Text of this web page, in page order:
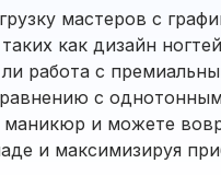
мастеров с
как дизайн
работа с
с
и можете
и максимизируя